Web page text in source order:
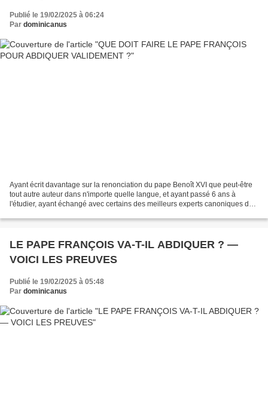
Publié le 19/02/2025 à 06:24
Par dominicanus
Ayant écrit davantage sur la renonciation du pape Benoît XVI que peut-être
tout autre auteur dans n'importe quelle langue, et ayant passé 6 ans à
l'étudier, ayant échangé avec certains des meilleurs experts canoniques de
LE PAPE FRANÇOIS VA-T-IL ABDIQUER ? —
VOICI LES PREUVES
Publié le 19/02/2025 à 05:48
Par dominicanus